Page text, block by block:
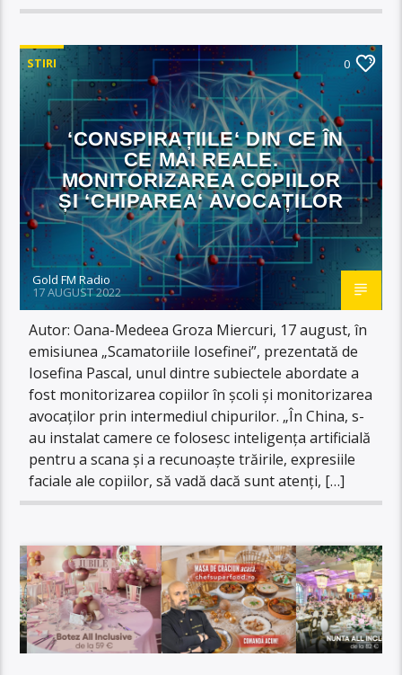
STIRI 0
‘CONSPIRAȚIILE‘ DIN CE ÎN
CE MAI REALE.
MONITORIZAREA COPIILOR
ȘI ‘CHIPAREA‘ AVOCAȚILOR
Gold FM Radio
17 AUGUST 2022
Autor: Oana-Medeea Groza Miercuri, 17 august, în
emisiunea „Scamatoriile Iosefinei”, prezentată de
Iosefina Pascal, unul dintre subiectele abordate a
fost monitorizarea copiilor în școli și monitorizarea
avocaților prin intermediul chipurilor. „În China, s-
au instalat camere ce folosesc inteligența artificială
pentru a scana și a recunoaște trăirile, expresiile
faciale ale copiilor, să vadă dacă sunt atenți, […]